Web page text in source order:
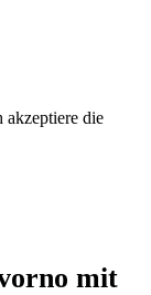
akzeptiere die
mit